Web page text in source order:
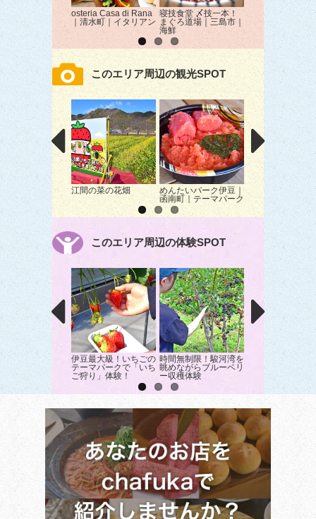
osteria Casa di Rana
｜清水町｜イタリアン
寝技食堂 〆技一本！
まぐろ道場｜三島市｜
海鮮
御殿川｜三島市
ぎ
このエリア周辺の観光SPOT
江間の菜の花畑
めんたいパーク伊豆｜
函南町｜テーマパーク
沼津御用邸記念
「菊華展」
このエリア周辺の体験SPOT
伊豆最大級！いちごの
テーマパークで「いち
ご狩り」体験！
時間無制限！駿河湾を
眺めながらブルーベリ
ー収穫体験
修善寺紙の伝統
る、和紙すき体